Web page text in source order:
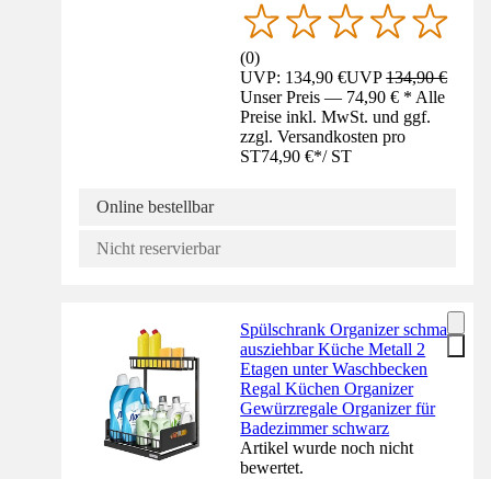
(0)
UVP: 134,90 €UVP134,90 €
Unser Preis — 74,90 € * Alle
Preise inkl. MwSt. und ggf.
zzgl. Versandkosten pro
ST74,90 €*/ ST
Online bestellbar
Nicht reservierbar
Spülschrank Organizer schmal
ausziehbar Küche Metall 2
Etagen unter Waschbecken
Regal Küchen Organizer
Gewürzregale Organizer für
Badezimmer schwarz
Artikel wurde noch nicht
bewertet.